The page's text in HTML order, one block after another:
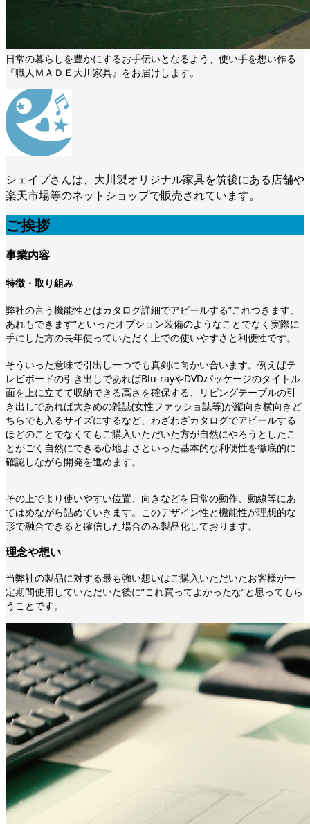
日常の暮らしを豊かにするお手伝いとなるよう、使い手を想い作る
『職人ＭＡＤＥ大川家具』をお届けします。
シェイプさんは、大川製オリジナル家具を筑後にある店舗や
楽天市場等のネットショップで販売されています。
ご挨拶
事業内容
特徴・取り組み
弊社の言う機能性とはカタログ詳細でアピールする”これつきます、
あれもできます”といったオプション装備のようなことでなく実際に
手にした方の長年使っていただく上での使いやすさと利便性です。
そういった意味で引出し一つでも真剣に向かい合います。例えばテ
レビボードの引き出しであればBlu-rayやDVDパッケージのタイトル
面を上に立てて収納できる高さを確保する、リビングテーブルの引
き出しであれば大きめの雑誌(女性ファッショ誌等)が縦向き横向きど
ちらでも入るサイズにするなど、わざわざカタログでアピールする
ほどのことでなくてもご購入いただいた方が自然にやろうとしたこ
とがごく自然にできる心地よさといった基本的な利便性を徹底的に
確認しながら開発を進めます。
その上でより使いやすい位置、向きなどを日常の動作、動線等にあ
てはめながら詰めていきます。このデザイン性と機能性が理想的な
形で融合できると確信した場合のみ製品化しております。
理念や想い
当弊社の製品に対する最も強い想いはご購入いただいたお客様が一
定期間使用していただいた後に”これ買ってよかったな”と思ってもら
うことです。